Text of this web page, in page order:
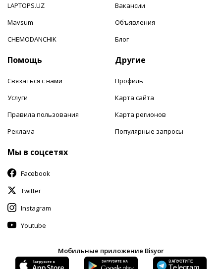
LAPTOPS.UZ
Mavsum
CHEMODANCHIK
Вакансии
Объявления
Блог
Помощь
Связаться с нами
Услуги
Правила пользования
Реклама
Другие
Профиль
Карта сайта
Карта регионов
Популярные запросы
Мы в соцсетях
Facebook
Twitter
Instagram
Youtube
Мобильные приложение Bisyor